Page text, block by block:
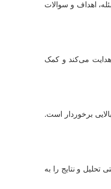
اهداف و سوالات
هدایت می‌کند و کمک
برخوردار است.
و نتایج را به